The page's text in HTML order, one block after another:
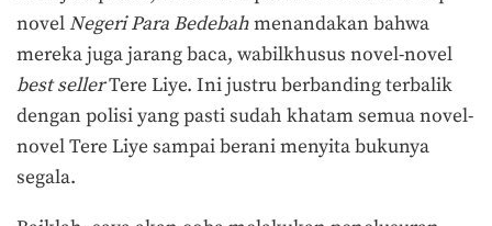
novelNegeri Para Bedebahmenandakan bahwa
mereka juga jarang baca, wabilkhusus novel-novel
best sellerTere Liye. Ini justru berbanding terbalik
dengan polisi yang pasti sudah khatam semua novel-
novel Tere Liye sampai berani menyita bukunya
segala.